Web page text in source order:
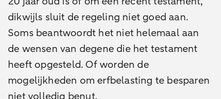
dikwijls sluit de regeling niet goed aan.
Soms beantwoordt het niet helemaal aan
de wensen van degene die het testament
heeft opgesteld. Of worden de
mogelijkheden om erfbelasting te besparen
niet volledig benut.